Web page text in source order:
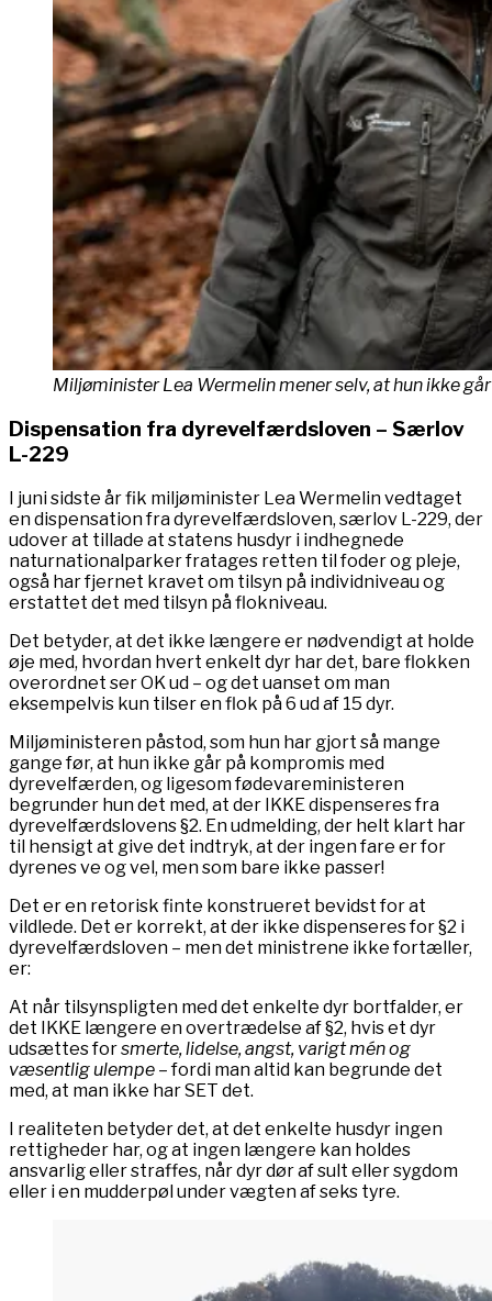
Miljøminister Lea Wermelin mener selv, at hun ikke
Dispensation fra dyrevelfærdsloven – Særlov
L-229
I juni sidste år fik miljøminister Lea Wermelin vedtaget
en dispensation fra dyrevelfærdsloven, særlov L-229, der
udover at tillade at statens husdyr i indhegnede
naturnationalparker fratages retten til foder og pleje,
også har fjernet kravet om tilsyn på individniveau og
erstattet det med tilsyn på flokniveau.
Det betyder, at det ikke længere er nødvendigt at holde
øje med, hvordan hvert enkelt dyr har det, bare flokken
overordnet ser OK ud – og det uanset om man
eksempelvis kun tilser en flok på 6 ud af 15 dyr.
Miljøministeren påstod, som hun har gjort så mange
gange før, at hun ikke går på kompromis med
dyrevelfærden, og ligesom fødevareministeren
begrunder hun det med, at der IKKE dispenseres fra
dyrevelfærdslovens §2. En udmelding, der helt klart har
til hensigt at give det indtryk, at der ingen fare er for
dyrenes ve og vel, men som bare ikke passer!
Det er en retorisk finte konstrueret bevidst for at
vildlede. Det er korrekt, at der ikke dispenseres for §2 i
dyrevelfærdsloven – men det ministrene ikke fortæller,
er:
At når tilsynspligten med det enkelte dyr bortfalder, er
det IKKE længere en overtrædelse af §2, hvis et dyr
udsættes forsmerte, lidelse, angst, varigt mén og
væsentlig ulempe – fordi man altid kan begrunde det
med, at man ikke har SET det.
I realiteten betyder det, at det enkelte husdyr ingen
rettigheder har, og at ingen længere kan holdes
ansvarlig eller straffes, når dyr dør af sult eller sygdom
eller i en mudderpøl under vægten af seks tyre.